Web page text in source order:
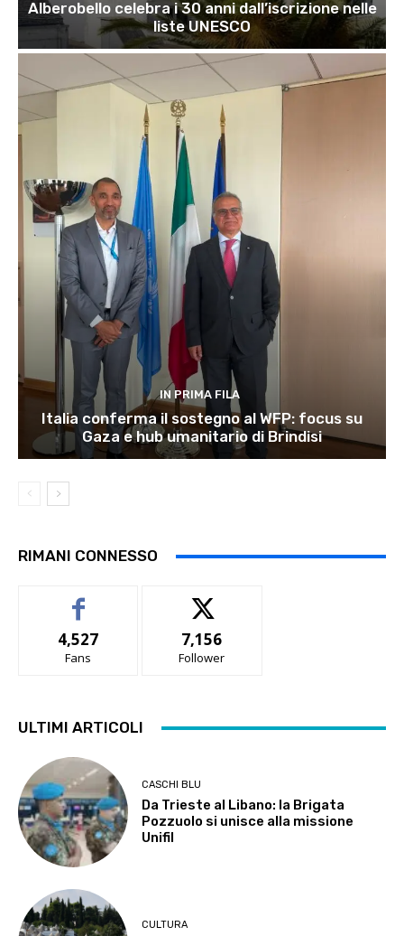
Alberobello celebra i 30 anni dall’iscrizione nelle
liste UNESCO
IN PRIMA FILA
Italia conferma il sostegno al WFP: focus su
Gaza e hub umanitario di Brindisi
RIMANI CONNESSO
4,527
Fans
7,156
Follower
ULTIMI ARTICOLI
CASCHI BLU
Da Trieste al Libano: la Brigata
Pozzuolo si unisce alla missione
Unifil
CULTURA